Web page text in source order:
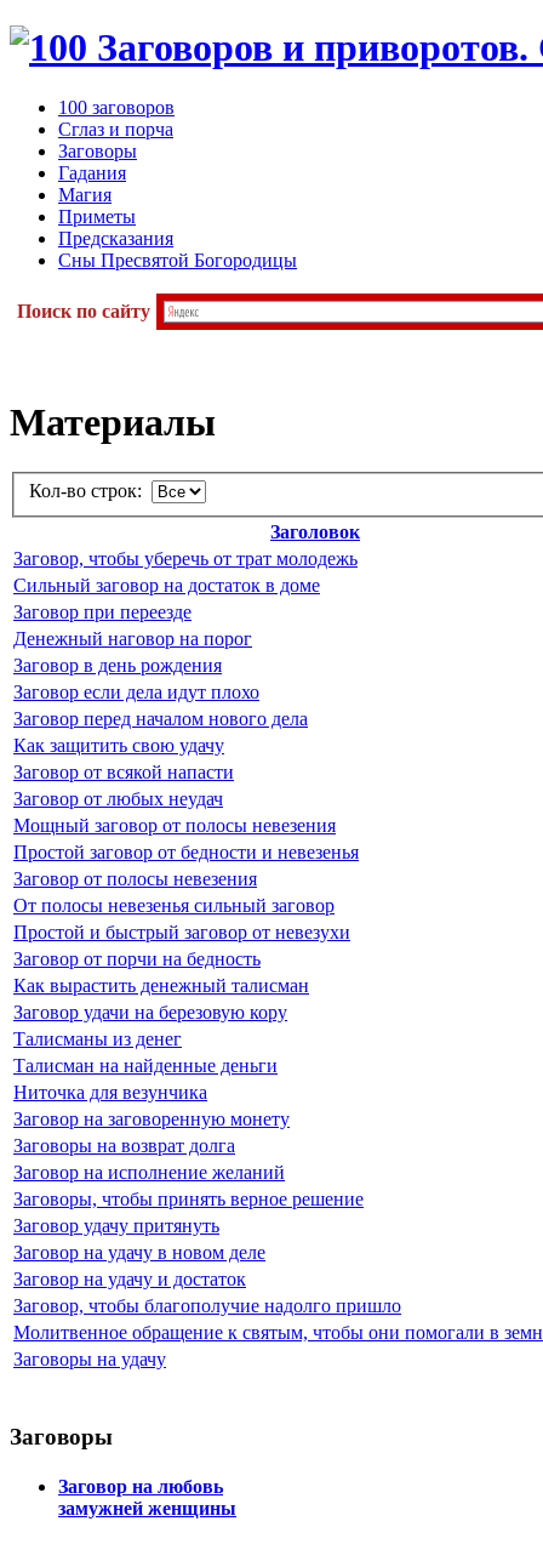
100 заговоров
Сглаз и порча
Заговоры
Гадания
Магия
Приметы
Предсказания
Сны Пресвятой Богородицы
Поиск по сайту
Материалы
Кол-во строк:
Заголовок
Заговор, чтобы уберечь от трат молодежь
Сильный заговор на достаток в доме
Заговор при переезде
Денежный наговор на порог
Заговор в день рождения
Заговор если дела идут плохо
Заговор перед началом нового дела
Как защитить свою удачу
Заговор от всякой напасти
Заговор от любых неудач
Мощный заговор от полосы невезения
Простой заговор от бедности и невезенья
Заговор от полосы невезения
От полосы невезенья сильный заговор
Простой и быстрый заговор от невезухи
Заговор от порчи на бедность
Как вырастить денежный талисман
Заговор удачи на березовую кору
Талисманы из денег
Талисман на найденные деньги
Ниточка для везунчика
Заговор на заговоренную монету
Заговоры на возврат долга
Заговор на исполнение желаний
Заговоры, чтобы принять верное решение
Заговор удачу притянуть
Заговор на удачу в новом деле
Заговор на удачу и достаток
Заговор, чтобы благополучие надолго пришло
Молитвенное обращение к святым, чтобы они помогали в
Заговоры на удачу
Заговоры
Заговор на любовь
замужней женщины